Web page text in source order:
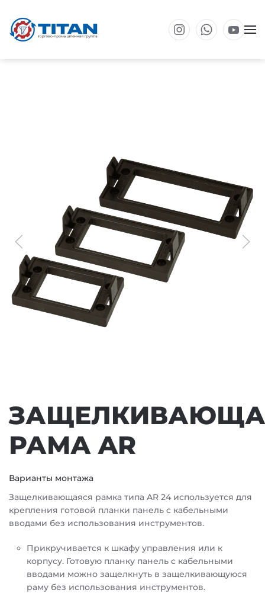
Перейти к основному содержанию
РАМА AR
Варианты монтажа
Защелкивающаяся рамка типа AR 24 используется для
крепления готовой планки панель с кабельными
вводами без использования инструментов.
Прикручивается к шкафу управления или к
корпусу. Готовую планку панель с кабельными
вводами можно защелкнуть в защелкивающуюся
раму без использования инструментов.